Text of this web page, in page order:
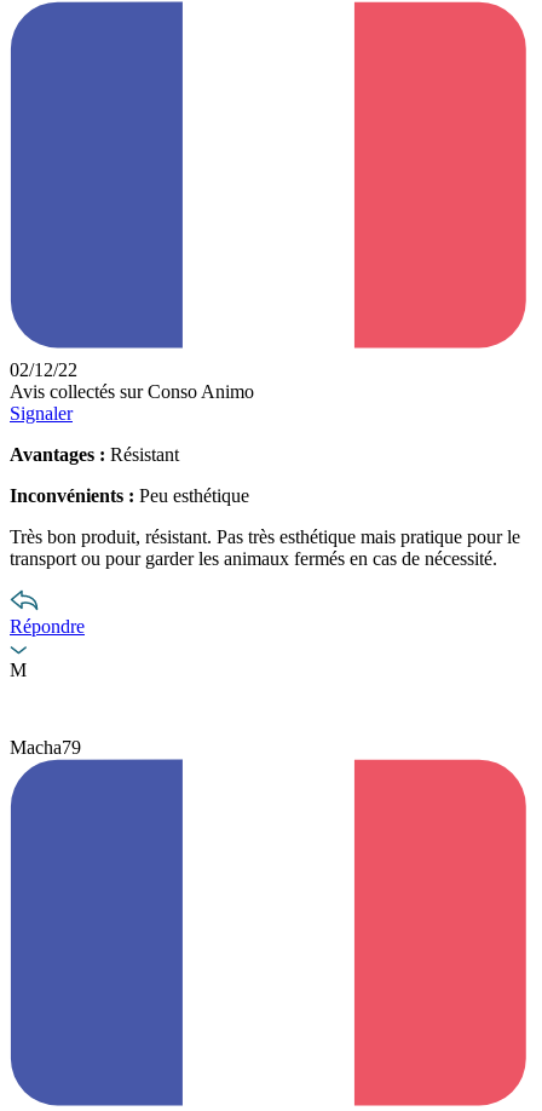
02/12/22
Avis collectés sur Conso Animo
Signaler
Avantages : Résistant
Inconvénients : Peu esthétique
Très bon produit, résistant. Pas très esthétique mais pratique pour le
transport ou pour garder les animaux fermés en cas de nécessité.
Répondre
M
Macha79